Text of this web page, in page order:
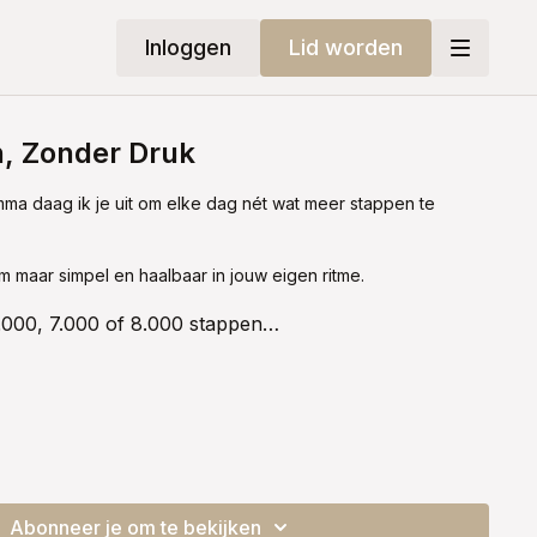
Inloggen Lid worden
Zonder Druk
daag ik je uit om elke dag nét wat meer stappen te
maar simpel en haalbaar in jouw eigen ritme.
7.000 of 8.000 stappen…
je hoofd en je lichaam zachtjes in beweging houden.
Abonneer je om te bekijken